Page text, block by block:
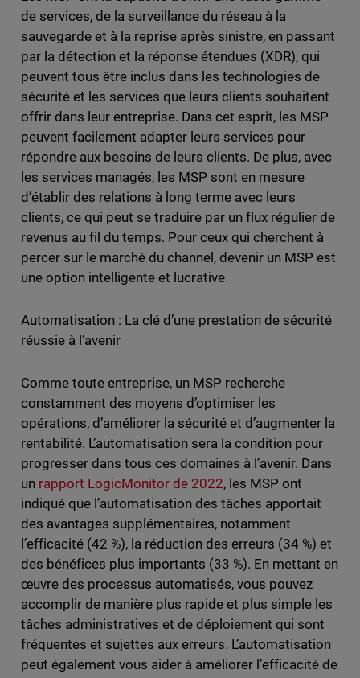
de services, de la surveillance du réseau à la
sauvegarde et à la reprise après sinistre, en passant
par la détection et la réponse étendues (XDR), qui
peuvent tous être inclus dans les technologies de
sécurité et les services que leurs clients souhaitent
offrir dans leur entreprise. Dans cet esprit, les MSP
peuvent facilement adapter leurs services pour
répondre aux besoins de leurs clients. De plus, avec
les services managés, les MSP sont en mesure
d’établir des relations à long terme avec leurs
clients, ce qui peut se traduire par un flux régulier de
revenus au fil du temps. Pour ceux qui cherchent à
percer sur le marché du channel, devenir un MSP est
une option intelligente et lucrative.
Automatisation : La clé d’une prestation de sécurité
réussie à l’avenir
Comme toute entreprise, un MSP recherche
constamment des moyens d’optimiser les
opérations, d’améliorer la sécurité et d’augmenter la
rentabilité. L’automatisation sera la condition pour
progresser dans tous ces domaines à l’avenir. Dans
un rapport LogicMonitor de 2022, les MSP ont
indiqué que l’automatisation des tâches apportait
des avantages supplémentaires, notamment
l’efficacité (42 %), la réduction des erreurs (34 %) et
des bénéfices plus importants (33 %). En mettant en
œuvre des processus automatisés, vous pouvez
accomplir de manière plus rapide et plus simple les
tâches administratives et de déploiement qui sont
fréquentes et sujettes aux erreurs. L’automatisation
peut également vous aider à améliorer l’efficacité de